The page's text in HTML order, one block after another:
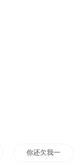
你还欠我一句我